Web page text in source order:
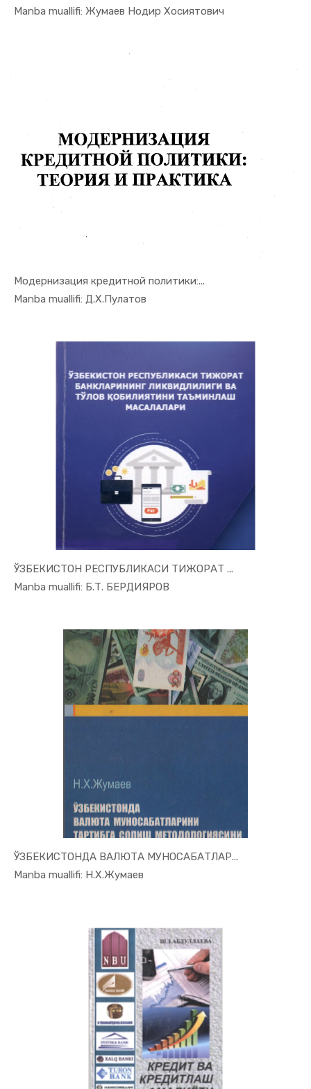
Manba muallifi: Жумаев Нодир Хосиятович
In Moliya,...
Модернизация кредитной политики:...
Manba muallifi: Д.Х.ПулатовIn Moliya,...
ЎЗБЕКИСТОН РЕСПУБЛИКАСИ ТИЖОРАТ ...
Manba muallifi: Б.Т. БЕРДИЯРОВ
In Moliya,...
ЎЗБЕКИСТОНДА ВАЛЮТА МУНОСАБАТЛАР...
Manba muallifi: Н.Х.ЖумаевIn Moliya,...